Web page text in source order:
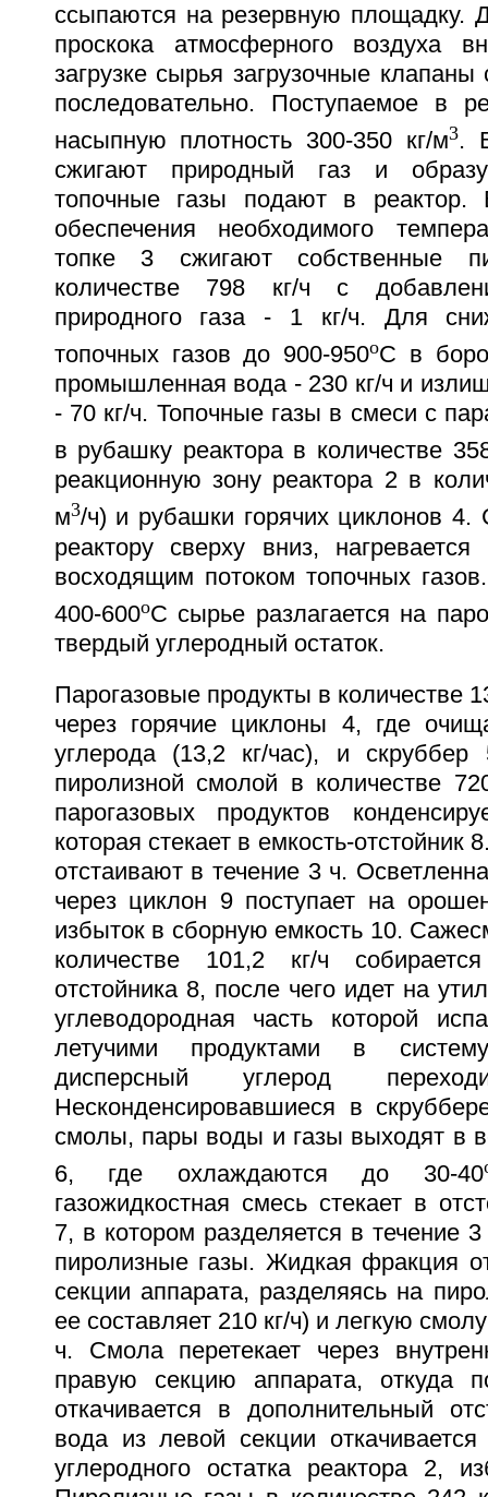
ссыпаются на резервную площадку.
проскока атмосферного воздуха
загрузке сырья загрузочные
последовательно. Поступаемое в
насыпную плотность 300-350 кг/м3.
сжигают природный газ и
топочные газы подают в
обеспечения необходимого
топке 3 сжигают собственные
количестве 798 кг/ч с
природного газа - 1 кг/ч. Для
топочных газов до 900-950oC в
промышленная вода - 230 кг/ч и
- 70 кг/ч. Топочные газы в смеси с
в рубашку реактора в количестве
реакционную зону реактора 2 в
м3/ч) и рубашки горячих циклонов 4.
реактору сверху вниз,
восходящим потоком топочных
400-600oC сырье разлагается на
твердый углеродный остаток.
Парогазовые продукты в количестве
через горячие циклоны 4, где
углерода (13,2 кг/час), и
пиролизной смолой в количестве
парогазовых продуктов
которая стекает в емкость-
отстаивают в течение 3 ч.
через циклон 9 поступает на
избыток в сборную емкость 10.
количестве 101,2 кг/ч
отстойника 8, после чего идет на
углеводородная часть которой
летучими продуктами в
дисперсный углерод
Несконденсировавшиеся в
смолы, пары воды и газы выходят в
6, где охлаждаются до 30-40
газожидкостная смесь стекает в
7, в котором разделяется в течение
пиролизные газы. Жидкая фракция
секции аппарата, разделяясь на
ее составляет 210 кг/ч) и легкую
ч. Смола перетекает через
правую секцию аппарата, откуда
откачивается в дополнительный
вода из левой секции
углеродного остатка реактора 2,